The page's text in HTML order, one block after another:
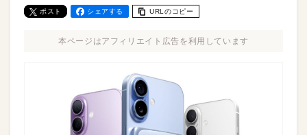
ポスト シェアする URLのコピー
本ページはアフィリエイト広告を利用しています